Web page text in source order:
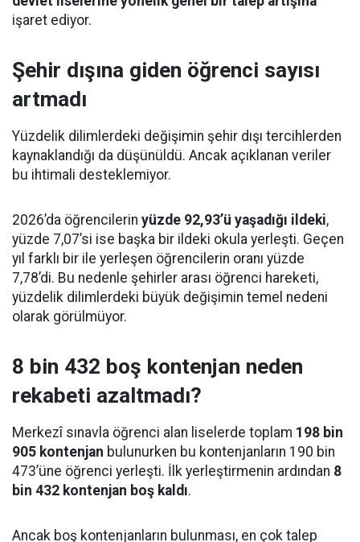
işaret ediyor.
Şehir dışına giden öğrenci sayısı
artmadı
Yüzdelik dilimlerdeki değişimin şehir dışı tercihlerden
kaynaklandığı da düşünüldü. Ancak açıklanan veriler
bu ihtimali desteklemiyor.
2026’da öğrencilerin yüzde 92,93’ü yaşadığı ildeki,
yüzde 7,07’si ise başka bir ildeki okula yerleşti. Geçen
yıl farklı bir ile yerleşen öğrencilerin oranı yüzde
7,78’di. Bu nedenle şehirler arası öğrenci hareketi,
yüzdelik dilimlerdeki büyük değişimin temel nedeni
olarak görülmüyor.
8 bin 432 boş kontenjan neden
rekabeti azaltmadı?
Merkezî sınavla öğrenci alan liselerde toplam 198 bin
905 kontenjan bulunurken bu kontenjanların 190 bin
473’üne öğrenci yerleşti. İlk yerleştirmenin ardından 8
bin 432 kontenjan boş kaldı.
Ancak boş kontenjanların bulunması, en çok talep